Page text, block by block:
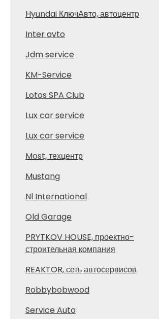
Hyundai КлючАвто, автоцентр
Inter avto
Jdm service
KM-Service
Lotos SPA Club
Lux car service
Lux car service
Most, техцентр
Mustang
Nl International
Old Garage
PRYTKOV HOUSE, проектно-
строительная компания
REAKTOR, сеть автосервисов
Robbybobwood
Service Auto